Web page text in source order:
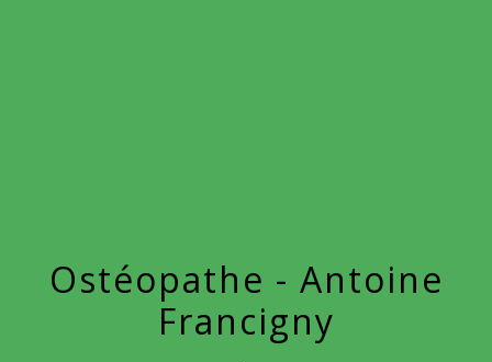
Ostéopathe - Antoine
Francigny